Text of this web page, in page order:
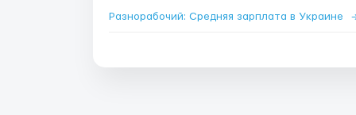
Разнорабочий: Средняя зарплата в Украине